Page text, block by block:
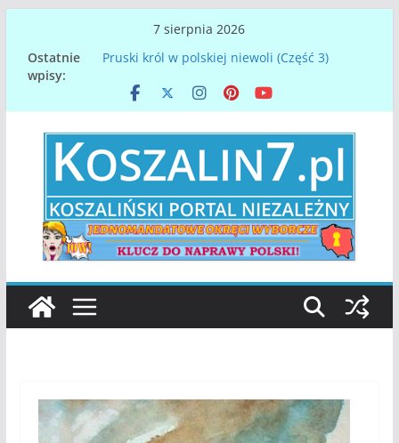
treści
7 sierpnia 2026
Ostatnie
wpisy:
Pruski król w polskiej niewoli (Część 3)
Koszalina na Pomorzu
Denar spod Koszalina – najstarsza polska
moneta
Gdy orły nasze lotem błyskawicy, spadną u
dawnej Chrobrego granicy…
Zmarł Mirosław Mikietyński, prezydent
Koszalina